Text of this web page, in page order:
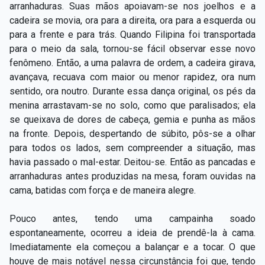
arranhaduras. Suas mãos apoiavam-se nos joelhos e a
cadeira se movia, ora para a direita, ora para a esquerda ou
para a frente e para trás. Quando Filipina foi transportada
para o meio da sala, tornou-se fácil observar esse novo
fenômeno. Então, a uma palavra de ordem, a cadeira girava,
avançava, recuava com maior ou menor rapidez, ora num
sentido, ora noutro. Durante essa dança original, os pés da
menina arrastavam-se no solo, como que paralisados; ela
se queixava de dores de cabeça, gemia e punha as mãos
na fronte. Depois, despertando de súbito, pôs-se a olhar
para todos os lados, sem compreender a situação, mas
havia passado o mal-estar. Deitou-se. Então as pancadas e
arranhaduras antes produzidas na mesa, foram ouvidas na
cama, batidas com força e de maneira alegre.
Pouco antes, tendo uma campainha soado
espontaneamente, ocorreu a ideia de prendê-la à cama.
Imediatamente ela começou a balançar e a tocar. O que
houve de mais notável nessa circunstância foi que, tendo